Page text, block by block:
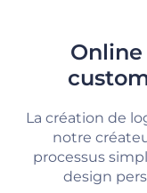
La création de
notre
processus
design